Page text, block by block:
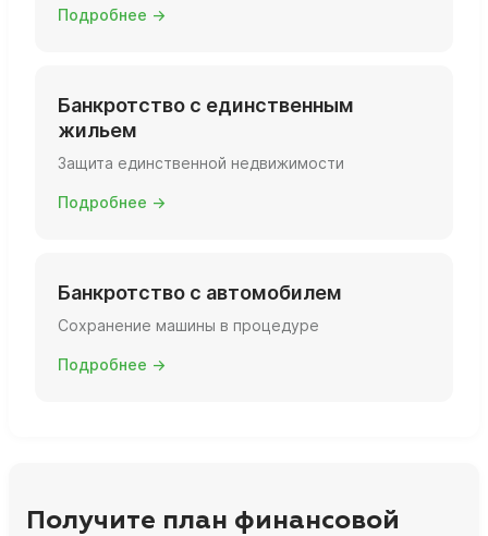
Подробнее →
Банкротство с единственным
жильем
Защита единственной недвижимости
Подробнее →
Банкротство с автомобилем
Сохранение машины в процедуре
Подробнее →
Получите план финансовой